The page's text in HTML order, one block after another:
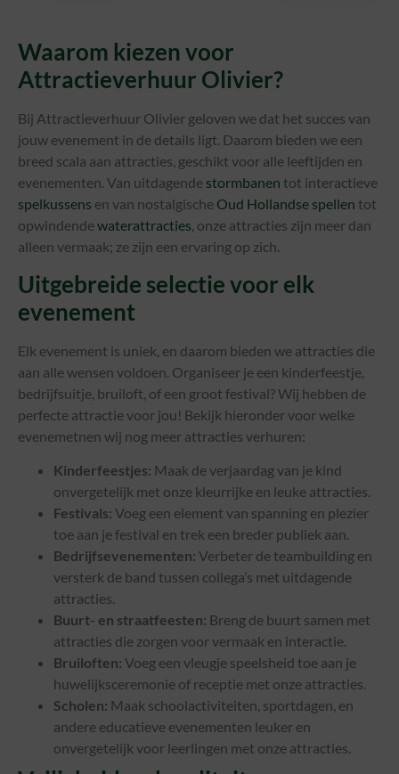
Waarom kiezen voor
Attractieverhuur Olivier?
Bij Attractieverhuur Olivier geloven we dat het succes van
jouw evenement in de details ligt. Daarom bieden we een
breed scala aan attracties, geschikt voor alle leeftijden en
evenementen. Van uitdagende stormbanen tot interactieve
spelkussens en van nostalgische Oud Hollandse spellen tot
opwindendewaterattracties, onze attracties zijn meer dan
alleen vermaak; ze zijn een ervaring op zich.
Uitgebreide selectie voor elk
evenement
Elk evenement is uniek, en daarom bieden we attracties die
aan alle wensen voldoen. Organiseer je een kinderfeestje,
bedrijfsuitje, bruiloft, of een groot festival? Wij hebben de
perfecte attractie voor jou! Bekijk hieronder voor welke
evenemetnen wij nog meer attracties verhuren:
Kinderfeestjes: Maak de verjaardag van je kind
onvergetelijk met onze kleurrijke en leuke attracties.
Festivals: Voeg een element van spanning en plezier
toe aan je festival en trek een breder publiek aan.
Bedrijfsevenementen: Verbeter de teambuilding en
versterk de band tussen collega’s met uitdagende
attracties.
Buurt- en straatfeesten: Breng de buurt samen met
attracties die zorgen voor vermaak en interactie.
Bruiloften: Voeg een vleugje speelsheid toe aan je
huwelijksceremonie of receptie met onze attracties.
Scholen: Maak schoolactiviteiten, sportdagen, en
andere educatieve evenementen leuker en
onvergetelijk voor leerlingen met onze attracties.